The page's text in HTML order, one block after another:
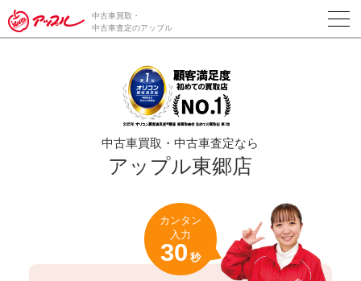
/*ABテスト_新規査定フォームの為のCVボタン*/
中古車買取・
中古車査定のアップル
中古車買取・中古車査定なら
アップル東郷店
カンタン
入力
30 秒